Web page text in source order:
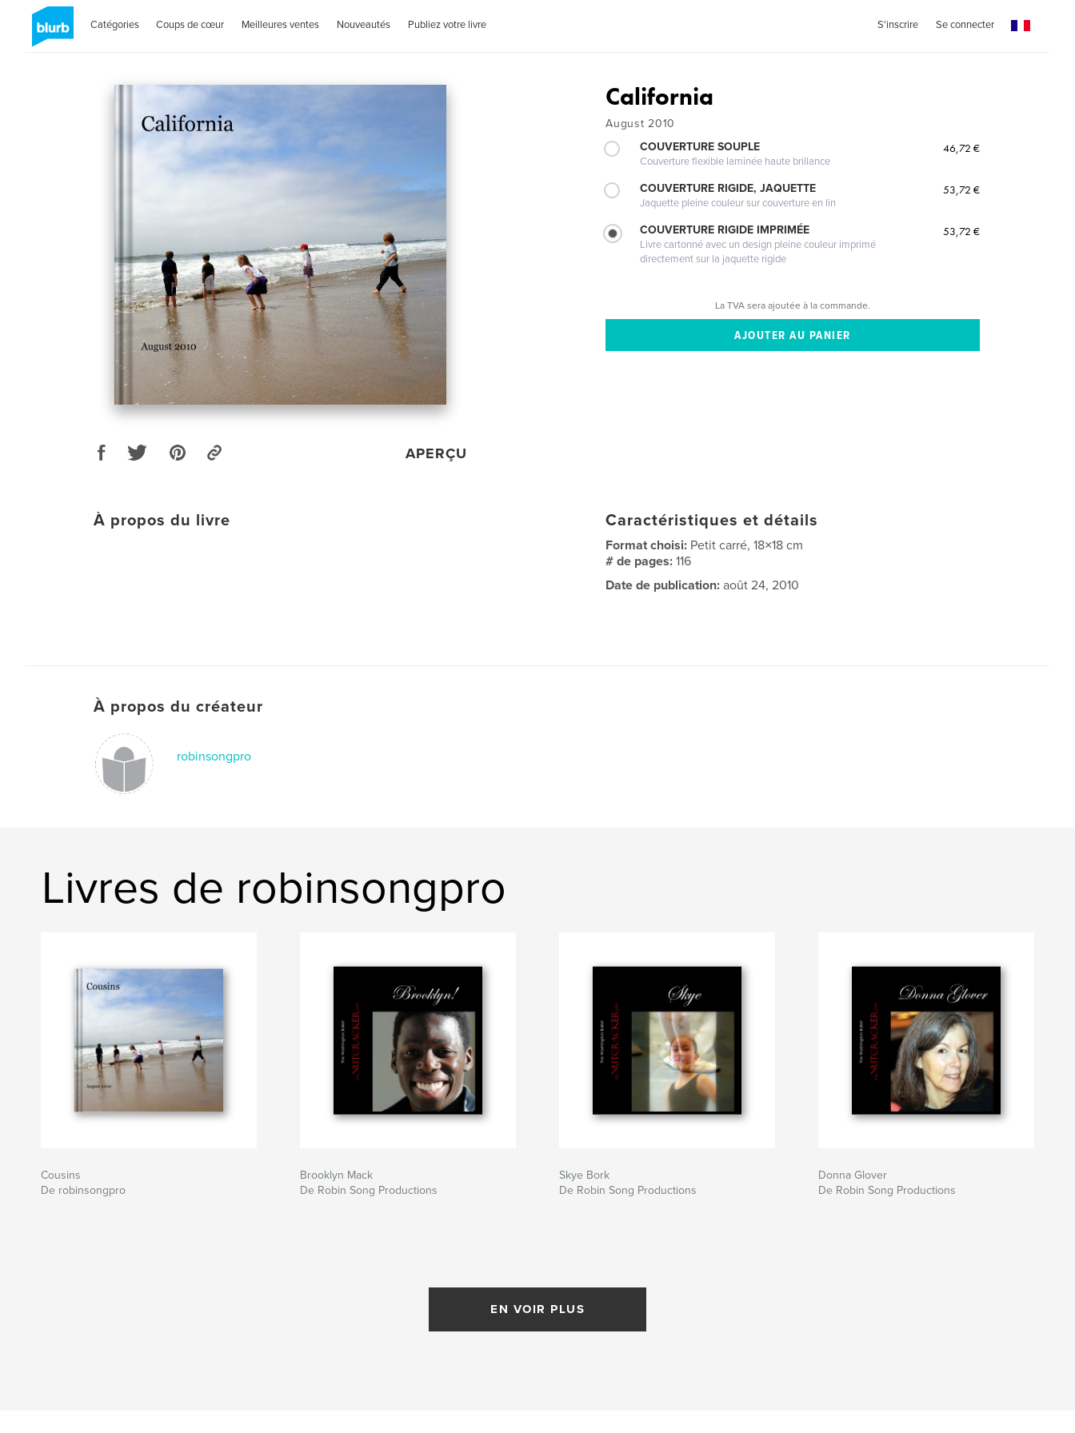
Catégories Coups de cœur Meilleures ventes Nouveautés Publiez votre livre S'inscrire Se connecter
APERÇU
California
August 2010
COUVERTURE SOUPLE
Couverture flexible laminée haute brillance
46,72 €
COUVERTURE RIGIDE, JAQUETTE
Jaquette pleine couleur sur couverture en lin
53,72 €
COUVERTURE RIGIDE IMPRIMÉE
Livre cartonné avec un design pleine couleur imprimé
directement sur la jaquette rigide
53,72 €
La TVA sera ajoutée à la commande.
À propos du livre Caractéristiques et détails
Format choisi: Petit carré, 18×18 cm
# de pages:116
Date de publication: août 24, 2010
À propos du créateur
robinsongpro
Livres de robinsongpro
Cousins
De robinsongpro
Brooklyn Mack
De Robin Song Productions
Skye Bork
De Robin Song Productions
Donna Glover
De Robin Song Productions
EN VOIR PLUS